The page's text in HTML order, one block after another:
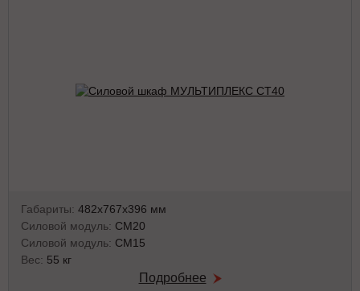
Габариты: 482х767х396 мм
Силовой модуль: СМ20
Силовой модуль: СМ15
Вес: 55 кг
Подробнее